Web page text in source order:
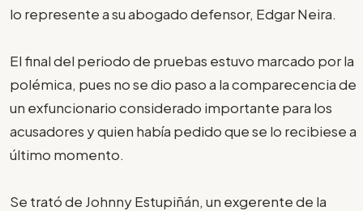
lo represente a su abogado defensor, Edgar Neira.
El final del periodo de pruebas estuvo marcado por la
polémica, pues no se dio paso a la comparecencia de
un exfuncionario considerado importante para los
acusadores y quien había pedido que se lo recibiese a
último momento.
Se trató de Johnny Estupiñán, un exgerente de la